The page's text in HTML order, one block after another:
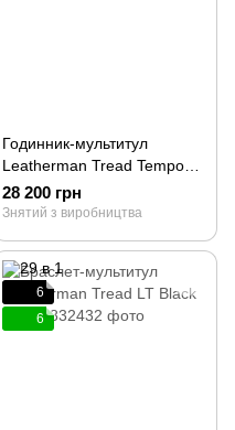
Годинник-мультитул
Leatherman Tread Tempo
Black 832420
28 200 грн
Знятий з виробництва
6
6